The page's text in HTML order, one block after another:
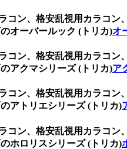
コン、格安乱視用カラコ
オーバールック (トリカ)オ
コン、格安乱視用カラコ
アクマシリーズ (トリカ)ア
コン、格安乱視用カラコ
アトリエシリーズ (トリカ)
コン、格安乱視用カラコ
ホロリスシリーズ (トリカ)